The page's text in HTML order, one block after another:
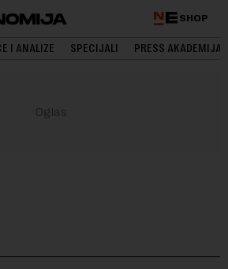
SHOP
I ANALIZE SPECIJALI PRESS AKADEMIJA